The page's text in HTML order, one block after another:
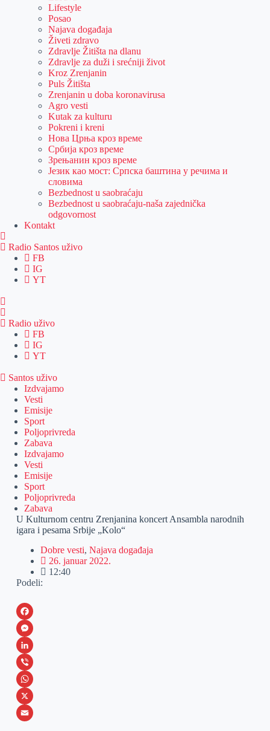
Lifestyle
Posao
Najava događaja
Živeti zdravo
Zdravlje Žitišta na dlanu
Zdravlje za duži i srećniji život
Kroz Zrenjanin
Puls Žitišta
Zrenjanin u doba koronavirusa
Agro vesti
Kutak za kulturu
Pokreni i kreni
Нова Црња кроз време
Србија кроз време
Зрењанин кроз време
Језик као мост: Српска баштина у речима и
словима
Bezbednost u saobraćaju
Bezbednost u saobraćaju-naša zajednička
odgovornost
Kontakt
Radio Santos uživo
FB
IG
YT
Radio uživo
FB
IG
YT
Santos uživo
Izdvajamo
Vesti
Emisije
Sport
Poljoprivreda
Zabava
Izdvajamo
Vesti
Emisije
Sport
Poljoprivreda
Zabava
U Kulturnom centru Zrenjanina koncert Ansambla narodnih
igara i pesama Srbije „Kolo“
Dobre vesti, Najava događaja
26. januar 2022.
12:40
Podeli:
F
a
c
e
b
o
M
e
s
s
e
L
i
n
k
V
i
b
W
h
X